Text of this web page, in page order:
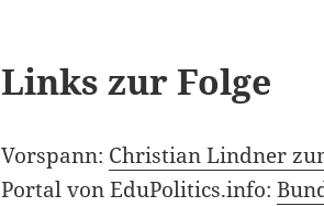
Links zur Folge
Vorspann: Christian Lindner
Portal von EduPolitics.info: